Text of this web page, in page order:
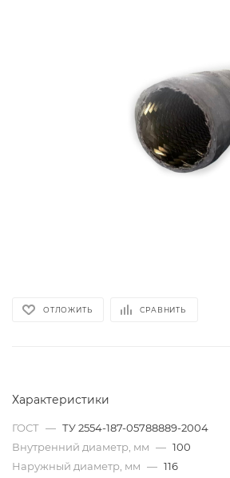
ОТЛОЖИТЬ СРАВНИТЬ
Характеристики
ГОСТ — ТУ 2554-187-05788889-2004
Внутренний диаметр, мм — 100
Наружный диаметр, мм — 116